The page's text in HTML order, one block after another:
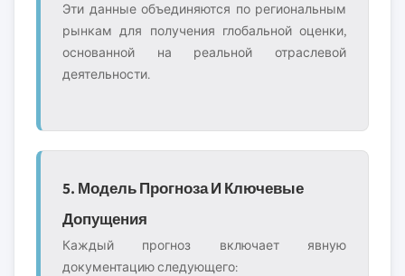
Эти данные объединяются по региональным
рынкам для получения глобальной оценки,
основанной на реальной отраслевой
деятельности.
5. Модель Прогноза И Ключевые
Допущения
Каждый прогноз включает явную
документацию следующего: